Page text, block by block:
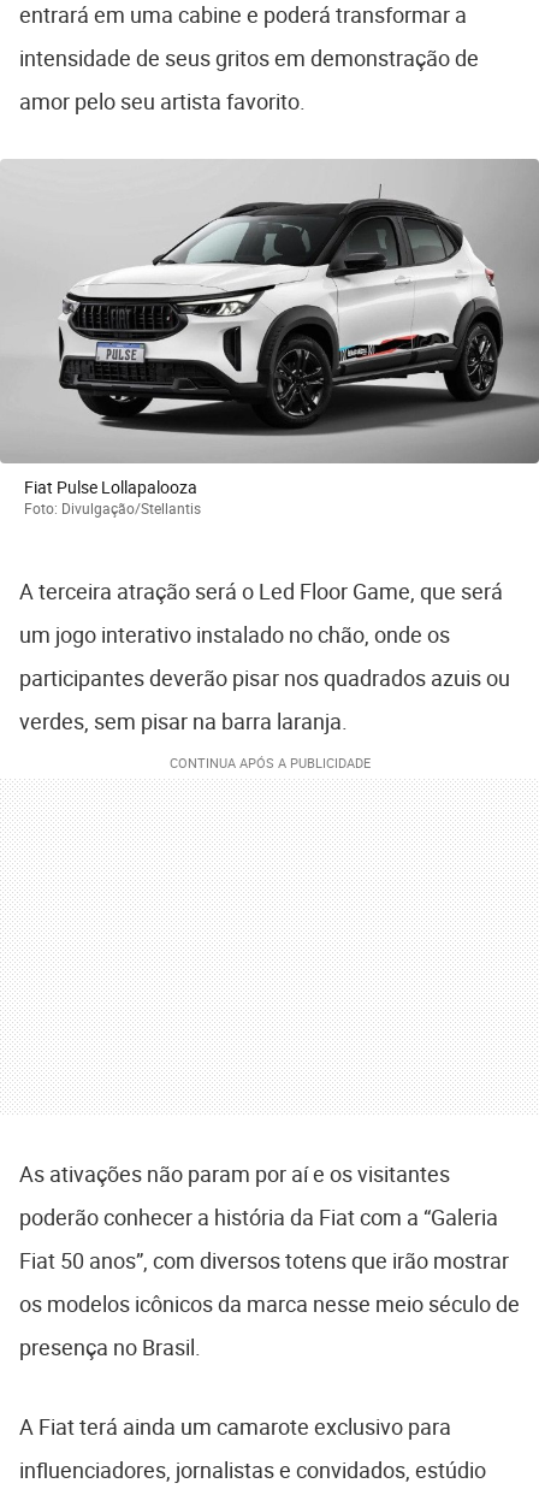
entrará em uma cabine e poderá transformar a
intensidade de seus gritos em demonstração de
amor pelo seu artista favorito.
Fiat Pulse Lollapalooza
Foto: Divulgação/Stellantis
A terceira atração será o Led Floor Game, que será
um jogo interativo instalado no chão, onde os
participantes deverão pisar nos quadrados azuis ou
verdes, sem pisar na barra laranja.
As ativações não param por aí e os visitantes
poderão conhecer a história da Fiat com a “Galeria
Fiat 50 anos”, com diversos totens que irão mostrar
os modelos icônicos da marca nesse meio século de
presença no Brasil.
A Fiat terá ainda um camarote exclusivo para
influenciadores, jornalistas e convidados, estúdio